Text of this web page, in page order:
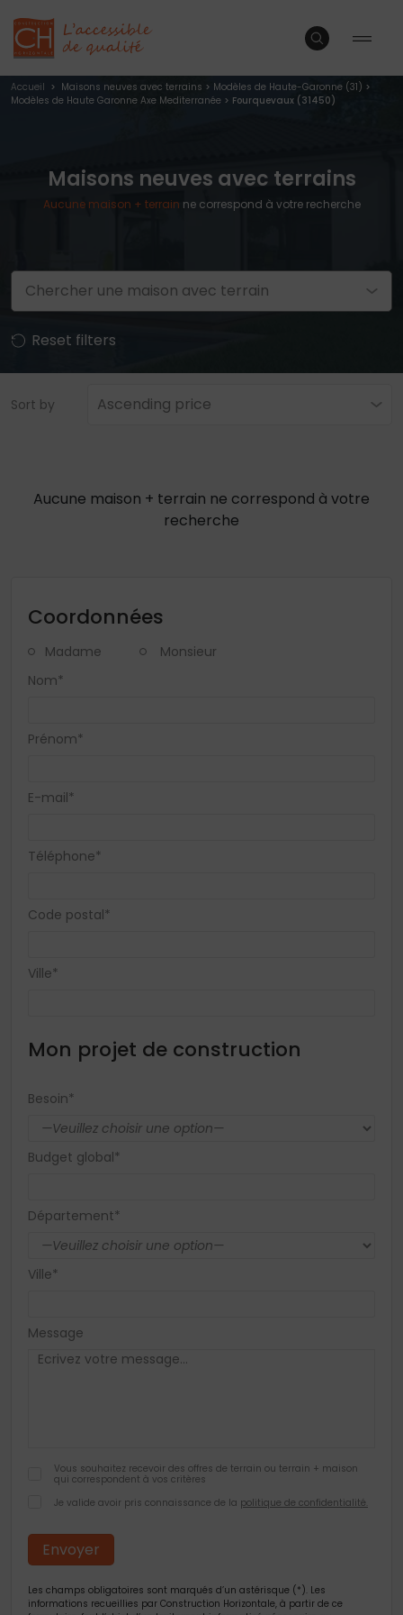
Accueil > Maisons neuves avec terrains > Modèles de Haute-Garonne (31) >
Modèles de Haute Garonne Axe Mediterranée > Fourquevaux (31450)
Maisons neuves avec terrains
Aucunemaison + terrain ne correspond à votre recherche
Chercher une maison avec terrain
Reset filters
Sort by Ascending price
Aucune maison + terrain ne correspond à votre
recherche
Coordonnées
Madame
Monsieur
Nom*
Prénom*
E-mail*
Téléphone*
Code postal*
Ville*
Mon projet de construction
Besoin*
Budget global*
Département*
Ville*
Message
Vous souhaitez recevoir des offres de terrain ou terrain + maison
qui correspondent à vos critères
Je valide avoir pris connaissance de la politique de confidentialité.
Les champs obligatoires sont marqués d’un astérisque (*). Les
informations recueillies par Construction Horizontale, à partir de ce